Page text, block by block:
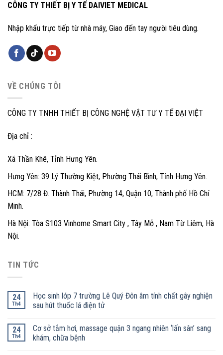
CÔNG TY THIẾT BỊ Y TẾ DAIVIET MEDICAL
Nhập khẩu trực tiếp từ nhà máy, Giao đến tay người tiêu dùng.
VỀ CHÚNG TÔI
CÔNG TY TNHH THIẾT BỊ CÔNG NGHỆ VẬT TƯ Y TẾ ĐẠI VIỆT
Địa chỉ :
Xã Thần Khê, Tỉnh Hưng Yên.
Hưng Yên: 39 Lý Thường Kiệt, Phường Thái Bình, Tỉnh Hưng Yên.
HCM: 7/28 Đ. Thành Thái, Phường 14, Quận 10, Thành phố Hồ Chí
Minh.
Hà Nội: Tòa S103 Vinhome Smart City , Tây Mỗ , Nam Từ Liêm, Hà
Nội.
TIN TỨC
24
Th4
Học sinh lớp 7 trường Lê Quý Đôn âm tính chất gây nghiện
sau hút thuốc lá điện tử
24
Th4
Cơ sở tắm hơi, massage quận 3 ngang nhiên ‘lấn sân’ sang
khám, chữa bệnh